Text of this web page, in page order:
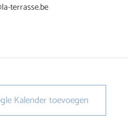
terrasse.be
Kalender toevoegen